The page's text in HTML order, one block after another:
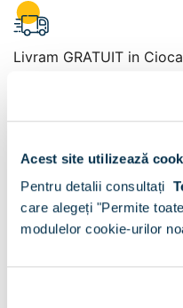
Acest site utilizează
Pentru detalii consultați
care alegeți "Permite
modulelor cookie-urilor
Livram GRATUIT in
Plata la livrare sau in
Ciocarlia de Sus
+